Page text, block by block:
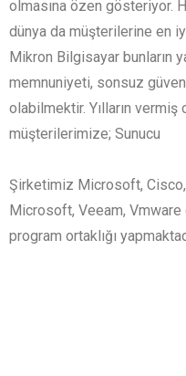
olmasına özen gösteriyor.
dünya da müşterilerine en
Mikron Bilgisayar bunların
memnuniyeti, sonsuz
olabilmektir. Yılların
müşterilerimize; Sunucu
Şirketimiz Microsoft,
Microsoft, Veeam,
program ortaklığı